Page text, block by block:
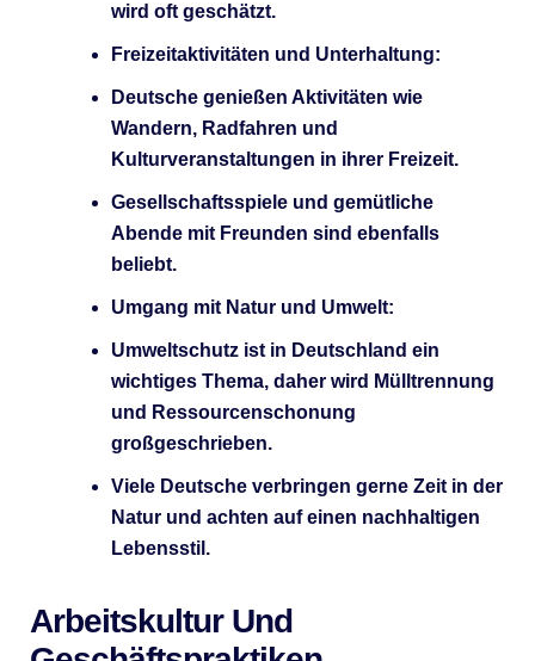
wird oft geschätzt.
Freizeitaktivitäten und Unterhaltung:
Deutsche genießen Aktivitäten wie
Wandern, Radfahren und
Kulturveranstaltungen in ihrer Freizeit.
Gesellschaftsspiele und gemütliche
Abende mit Freunden sind ebenfalls
beliebt.
Umgang mit Natur und Umwelt:
Umweltschutz ist in Deutschland ein
wichtiges Thema, daher wird Mülltrennung
und Ressourcenschonung
großgeschrieben.
Viele Deutsche verbringen gerne Zeit in der
Natur und achten auf einen nachhaltigen
Lebensstil.
Arbeitskultur Und